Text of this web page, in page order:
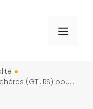
Menu
Top des voitures sportives pas chères (GTI, RS) pour jeune conducteur